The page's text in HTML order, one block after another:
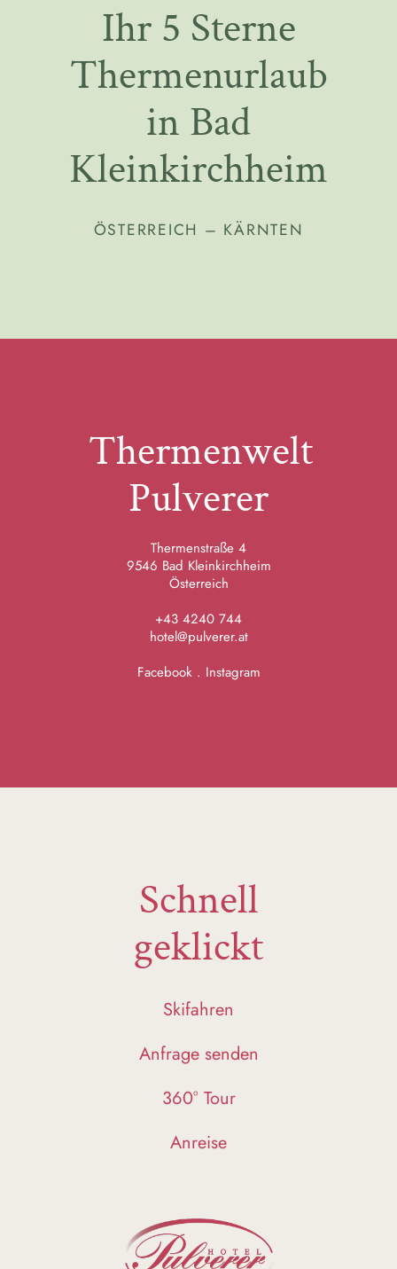
Ihr 5 Sterne
Thermenurlaub
in Bad
Kleinkirchheim
ÖSTERREICH – KÄRNTEN
Thermenwelt
Pulverer
Thermenstraße 4
9546 Bad Kleinkirchheim
Österreich
+43 4240 744
hotel@pulverer.at
Facebook. Instagram
Schnell
geklickt
Skifahren
Anfrage senden
360° Tour
Anreise